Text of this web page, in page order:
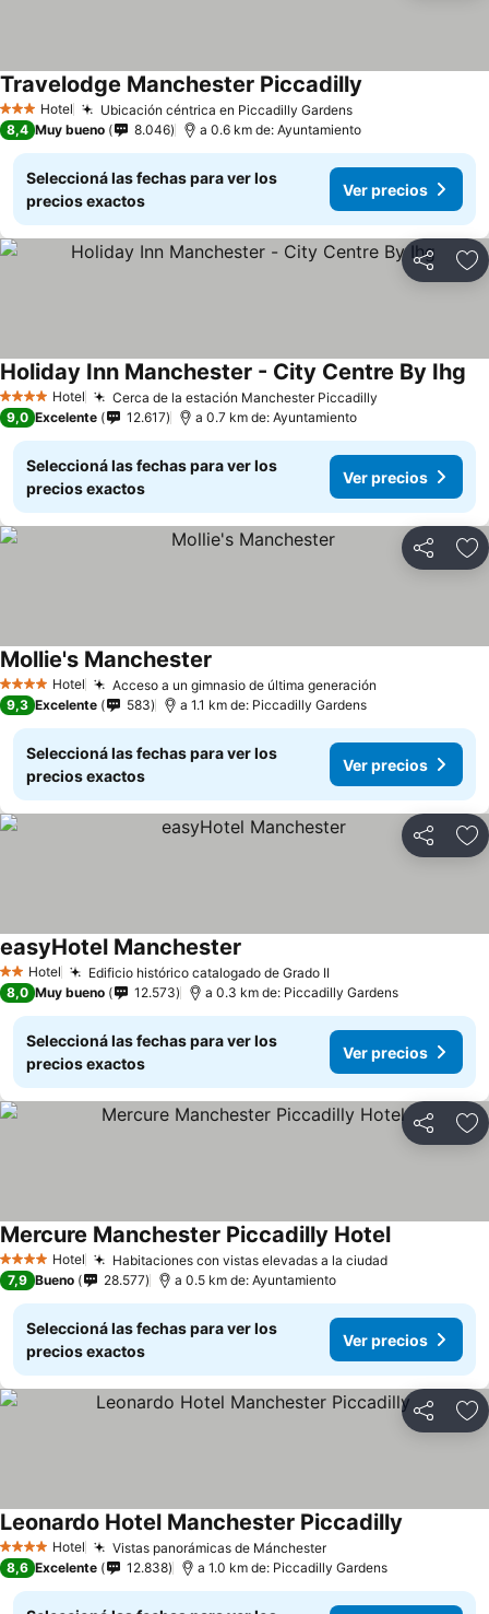
3 Estrellas
Hotel Ubicación céntrica en Piccadilly Gardens
Travelodge Manchester Piccadilly
8,4 Muy bueno 8.046 a 0.6 km de: Ayuntamiento
Seleccioná las fechas para ver los
precios exactos
Ver precios
Compartir
4 EstrellasHotel Cerca de la estación Manchester Piccadilly
Holiday Inn Manchester - City Centre By Ihg
9,0 Excelente 12.617 a 0.7 km de: Ayuntamiento
Seleccioná las fechas para ver los
precios exactos
Ver precios
Compartir
4 EstrellasHotel Acceso a un gimnasio de última generación
Mollie's Manchester
9,3 Excelente 583 a 1.1 km de: Piccadilly Gardens
Seleccioná las fechas para ver los
precios exactos
Ver precios
Compartir
2 Estrellas
Hotel Edificio histórico catalogado de Grado II
easyHotel Manchester
8,0 Muy bueno 12.573 a 0.3 km de: Piccadilly Gardens
Seleccioná las fechas para ver los
precios exactos
Ver precios
Compartir
4 EstrellasHotel Habitaciones con vistas elevadas a la ciudad
Mercure Manchester Piccadilly Hotel
7,9 Bueno 28.577 a 0.5 km de: Ayuntamiento
Seleccioná las fechas para ver los
precios exactos
Ver precios
Compartir
4 EstrellasHotel Vistas panorámicas de Mánchester
Leonardo Hotel Manchester Piccadilly
8,6 Excelente 12.838 a 1.0 km de: Piccadilly Gardens